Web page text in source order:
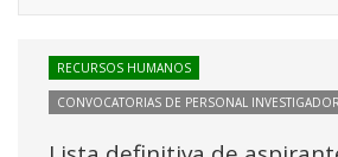
RECURSOS HUMANOS
CONVOCATORIAS DE PERSONAL INVESTIGADOR